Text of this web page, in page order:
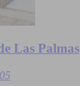
Las Palmas